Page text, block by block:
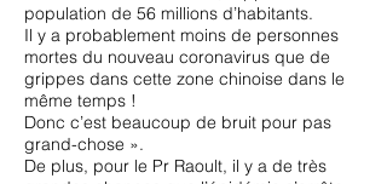
population de 56 millions d’habitants.
Il y a probablement moins de personnes
mortes du nouveau coronavirus que de
grippes dans cette zone chinoise dans le
même temps !
Donc c’est beaucoup de bruit pour pas
grand-chose ».
De plus, pour le Pr Raoult, il y a de très